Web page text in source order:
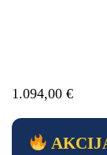
1.094,00 €